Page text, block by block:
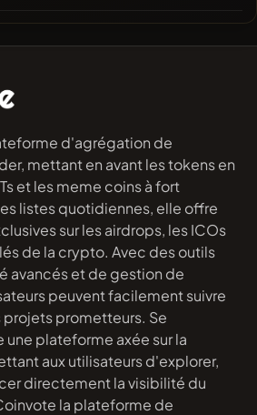
d'agrégation de
mettant en avant les tokens en
et les meme coins à fort
listes quotidiennes, elle offre
sur les airdrops, les ICOs
de la crypto. Avec des outils
avancés et de gestion de
peuvent facilement suivre
prometteurs. Se
plateforme axée sur la
aux utilisateurs d'explorer,
directement la visibilité du
la plateforme de